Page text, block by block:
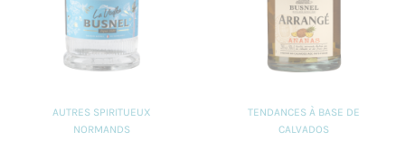
AUTRES SPIRITUEUX
NORMANDS
TENDANCES À BASE DE
CALVADOS